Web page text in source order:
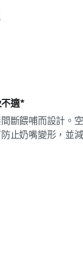
適*
斷餵哺而設計。
止奶嘴變形，並